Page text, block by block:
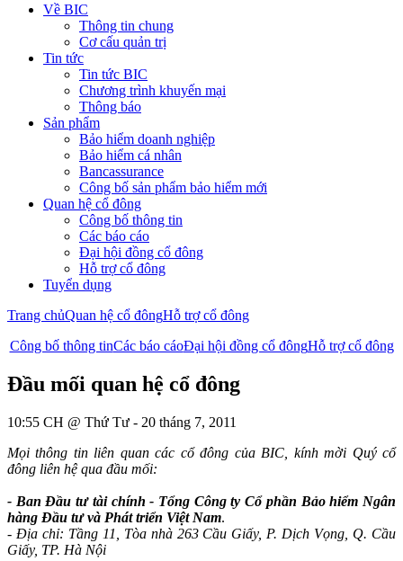
Về BIC
Thông tin chung
Cơ cấu quản trị
Tin tức
Tin tức BIC
Chương trình khuyến mại
Thông báo
Sản phẩm
Bảo hiểm doanh nghiệp
Bảo hiểm cá nhân
Bancassurance
Công bố sản phẩm bảo hiểm mới
Quan hệ cổ đông
Công bố thông tin
Các báo cáo
Đại hội đồng cổ đông
Hỗ trợ cổ đông
Tuyển dụng
Trang chủQuan hệ cổ đôngHỗ trợ cổ đông
Công bố thông tinCác báo cáoĐại hội đồng cổ đôngHỗ trợ cổ đông
Đầu mối quan hệ cổ đông
10:55 CH @ Thứ Tư - 20 tháng 7, 2011
Mọi thông tin liên quan các cổ đông của BIC, kính mời Quý cổ
đông liên hệ qua đầu mối:
- Ban Đầu tư tài chính - Tổng Công ty Cổ phần Bảo hiểm Ngân
hàng Đầu tư và Phát triển Việt Nam.
- Địa chỉ: Tầng 11, Tòa nhà 263 Cầu Giấy, P. Dịch Vọng, Q. Cầu
Giấy, TP. Hà Nội